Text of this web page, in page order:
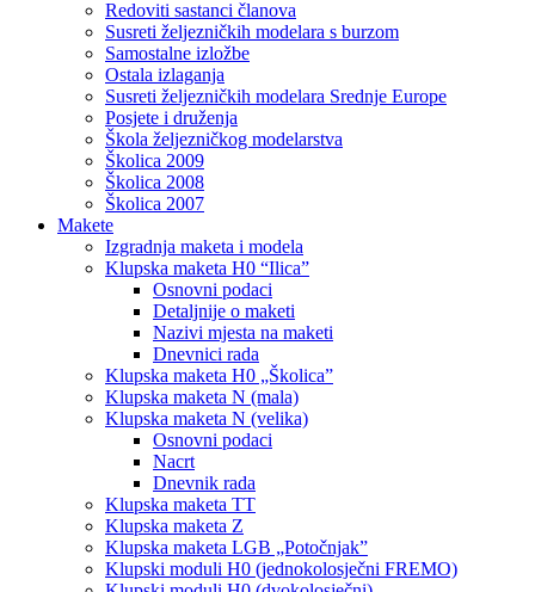
Redoviti sastanci članova
Susreti željezničkih modelara s burzom
Samostalne izložbe
Ostala izlaganja
Susreti željezničkih modelara Srednje Europe
Posjete i druženja
Škola željezničkog modelarstva
Školica 2009
Školica 2008
Školica 2007
Makete
Izgradnja maketa i modela
Klupska maketa H0 “Ilica”
Osnovni podaci
Detaljnije o maketi
Nazivi mjesta na maketi
Dnevnici rada
Klupska maketa H0 „Školica”
Klupska maketa N (mala)
Klupska maketa N (velika)
Osnovni podaci
Nacrt
Dnevnik rada
Klupska maketa TT
Klupska maketa Z
Klupska maketa LGB „Potočnjak”
Klupski moduli H0 (jednokolosječni FREMO)